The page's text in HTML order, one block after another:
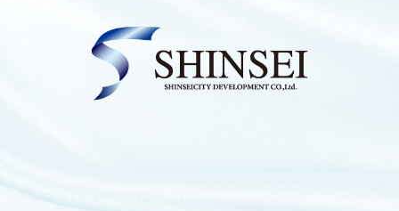
■権利関係：借地権